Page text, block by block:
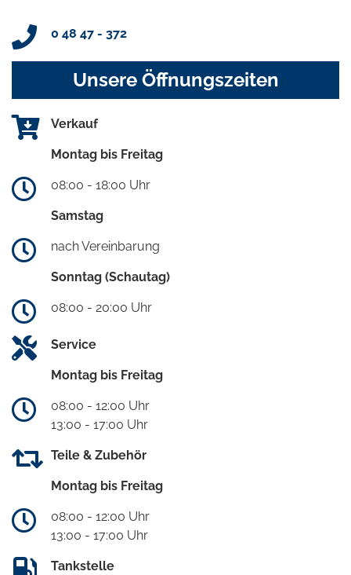
0 48 47 - 372
Unsere Öffnungszeiten
Verkauf
Montag bis Freitag
08:00 - 18:00 Uhr
Samstag
nach Vereinbarung
Sonntag (Schautag)
08:00 - 20:00 Uhr
Service
Montag bis Freitag
08:00 - 12:00 Uhr
13:00 - 17:00 Uhr
Teile & Zubehör
Montag bis Freitag
08:00 - 12:00 Uhr
13:00 - 17:00 Uhr
Tankstelle